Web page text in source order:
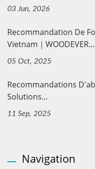
03 Jun, 2026
Recommandation De
Vietnam｜WOODEVER...
05 Oct, 2025
Recommandations
Solutions...
11 Sep, 2025
Navigation